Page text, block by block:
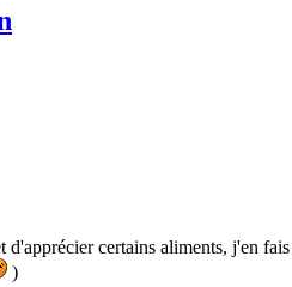
certains aliments, j'en
)